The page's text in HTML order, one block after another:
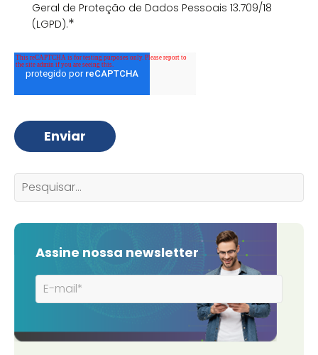
Geral de Proteção de Dados Pessoais 13.709/18
(LGPD).*
Assine nossa newsletter